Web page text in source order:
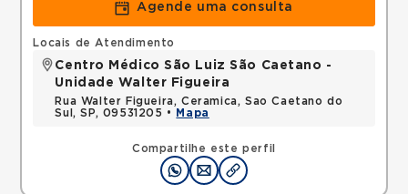
Agende uma consulta
Compartilhe este perfil
Locais de Atendimento
Centro Médico São Luiz São Caetano -
Unidade Walter Figueira
Rua Walter Figueira, Ceramica, Sao Caetano do
Sul, SP, 09531205 •
Mapa